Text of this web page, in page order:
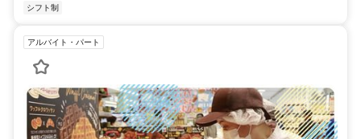
シフト制
アルバイト・パート